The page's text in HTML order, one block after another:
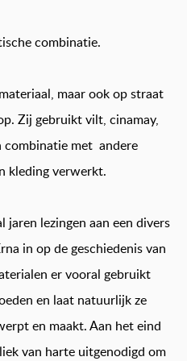
combinatie.
maar ook op straat
Zij gebruikt vilt, cinamay,
combinatie met andere
kleding verwerkt.
jaren lezingen aan een divers
in op de geschiedenis van
er vooral gebruikt
en laat natuurlijk ze
en maakt. Aan het eind
van harte uitgenodigd om